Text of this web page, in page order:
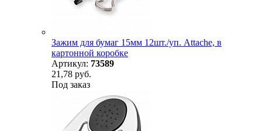
Зажим для бумаг 15мм 12шт./уп. Attache, в
картонной коробке
Артикул: 73589
21,78 руб.
Под заказ